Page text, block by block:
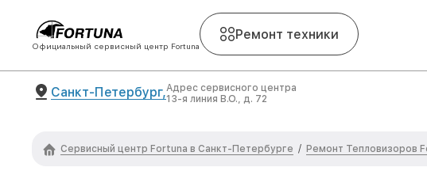
Официальный сервисный центр Fortuna
Ремонт техники
Санкт-Петербург,Адрес сервисного центра
13-я линия В.О., д. 72
Сервисный центр Fortuna в Санкт-Петербурге / Ремонт Тепловизоров